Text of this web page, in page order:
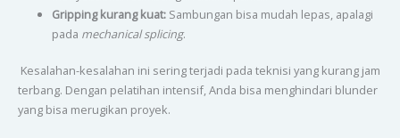
Gripping kurang kuat:Sambungan bisa mudah lepas, apalagi
pada mechanical splicing.
Kesalahan-kesalahan ini sering terjadi pada teknisi yang kurang jam
terbang. Dengan pelatihan intensif, Anda bisa menghindari blunder
yang bisa merugikan proyek.